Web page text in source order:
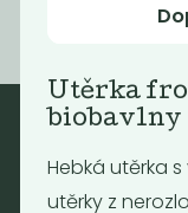
Nebaleno
Utěrka
biobavlny
Hebká utěrka
utěrky z